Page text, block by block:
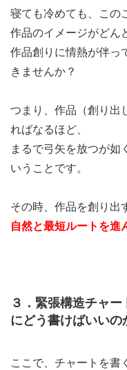
寝ても冷めても、この
作品のイメージがどん
作品創りに情熱が伴っ
きませんか？
つまり、作品（創り出
ればなるほど、
まるで弓矢を放つが如
いうことです。
その時、作品を創り出
自然と最短ルートを進
３．緊張構造チャ
にどう書けばいいの
ここで、チャートを書